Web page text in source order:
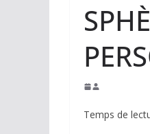
Temps de